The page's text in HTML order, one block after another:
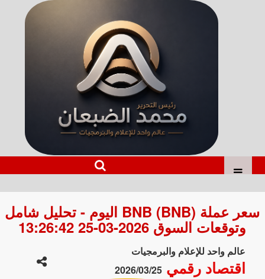
سعر عملة BNB (BNB) اليوم - تحليل شامل
وتوقعات السوق 2026-03-25 13:26:42
عالم واحد للإعلام والبرمجيات
اقتصاد رقمي2026/03/25